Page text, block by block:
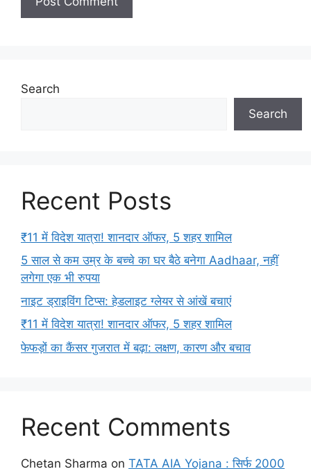
Search
Search
Recent Posts
₹11 में विदेश यात्रा! शानदार ऑफर, 5 शहर शामिल
5 साल से कम उम्र के बच्चे का घर बैठे बनेगा Aadhaar, नहीं
लगेगा एक भी रुपया
नाइट ड्राइविंग टिप्स: हेडलाइट ग्लेयर से आंखें बचाएं
₹11 में विदेश यात्रा! शानदार ऑफर, 5 शहर शामिल
फेफड़ों का कैंसर गुजरात में बढ़ा: लक्षण, कारण और बचाव
Recent Comments
Chetan Sharma on TATA AIA Yojana : सिर्फ 2000